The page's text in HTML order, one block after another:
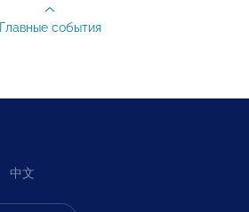
Главные события
中文